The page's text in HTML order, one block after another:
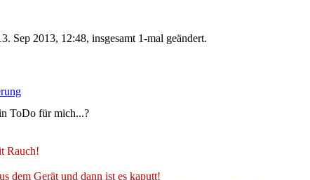
Sep 2013, 12:48, insgesamt 1-mal geändert.
ToDo für mich...?
Rauch!
dem Gerät und dann ist es kaputt!